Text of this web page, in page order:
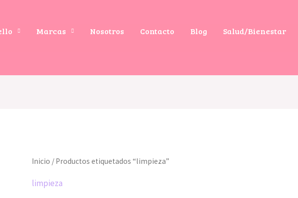
Marcas Nosotros Contacto Blog
Salud/Bienestar
Inicio / Productos etiquetados “limpieza”
limpieza